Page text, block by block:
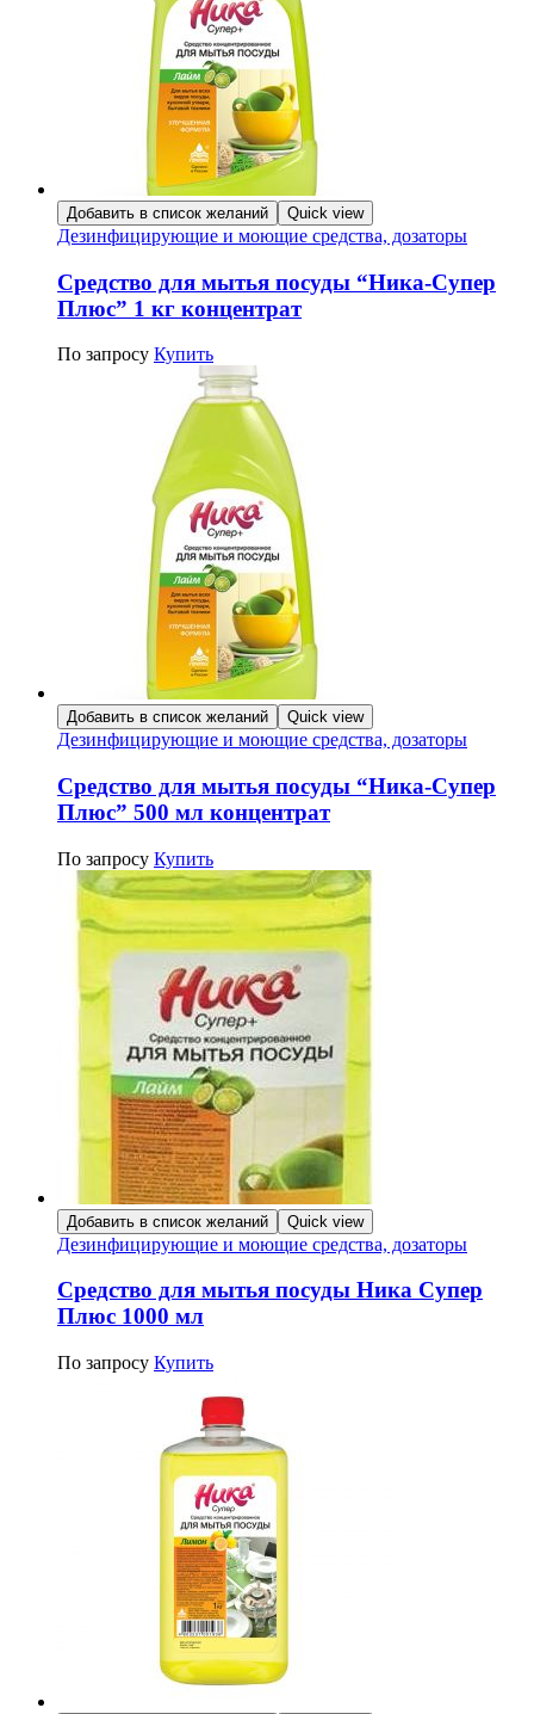
Добавить в список желаний Quick view
Дезинфицирующие и моющие средства, дозаторы
Средство для мытья посуды “Ника-Супер
Плюс” 1 кг концентрат
По запросу Купить
Добавить в список желаний Quick view
Дезинфицирующие и моющие средства, дозаторы
Средство для мытья посуды “Ника-Супер
Плюс” 500 мл концентрат
По запросу Купить
Добавить в список желаний Quick view
Дезинфицирующие и моющие средства, дозаторы
Средство для мытья посуды Ника Супер
Плюс 1000 мл
По запросу Купить